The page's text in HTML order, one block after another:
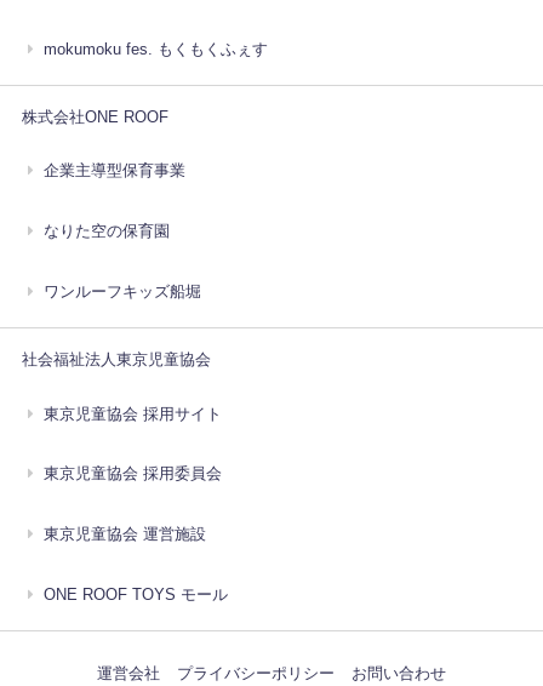
mokumoku fes. もくもくふぇす
株式会社ONE ROOF
企業主導型保育事業
なりた空の保育園
ワンルーフキッズ船堀
社会福祉法人東京児童協会
東京児童協会 採用サイト
東京児童協会 採用委員会
東京児童協会 運営施設
ONE ROOF TOYS モール
運営会社 プライバシーポリシー お問い合わせ